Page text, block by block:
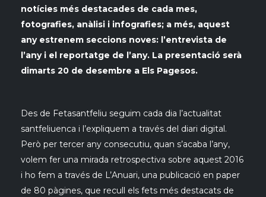
notícies més destacades de cada mes,
fotografies, anàlisi i infografies; a més, aquest
any estrenem seccions noves: l’entrevista de
l’any i el reportatge de l’any. La presentació serà
dimarts 20 de desembre a Els Pagesos.
Des de Fetasantfeliu seguim cada dia l’actualitat
santfeliuenca i l’expliquem a través del diari digital.
Però per tercer any consecutiu, quan s’acaba l’any,
volem fer una mirada retrospectiva sobre aquest 2016
i ho fem a través de L’Anuari, una publicació en paper
de 80 pàgines, que recull els fets més destacats de